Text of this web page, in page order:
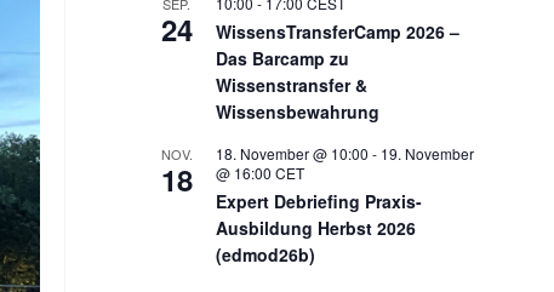
SEP.
24
WissensTransferCamp 2026 –
Das Barcamp zu
Wissenstransfer &
Wissensbewahrung
NOV.
18
18. November @ 10:00 - 19. November
@ 16:00 CET
Expert Debriefing Praxis-
Ausbildung Herbst 2026
(edmod26b)